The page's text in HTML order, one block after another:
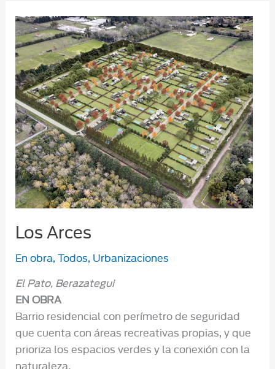
Los Arces
En obra, Todos, Urbanizaciones
El Pato, Berazategui
EN OBRA
Barrio residencial con perímetro de seguridad
que cuenta con áreas recreativas propias, y que
prioriza los espacios verdes y la conexión con la
naturaleza.